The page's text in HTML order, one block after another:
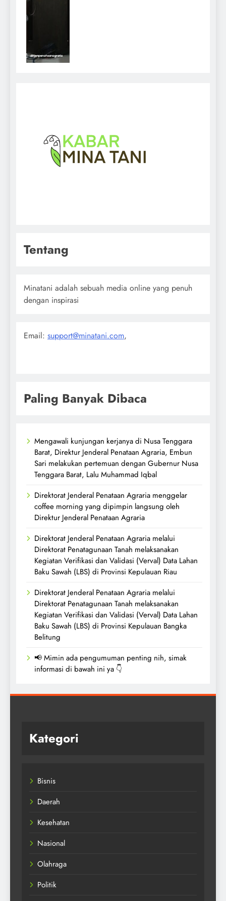
Tentang
Minatani adalah sebuah media online yang penuh
dengan inspirasi
Email: support@minatani.com,
Paling Banyak Dibaca
Mengawali kunjungan kerjanya di Nusa Tenggara
Barat, Direktur Jenderal Penataan Agraria, Embun
Sari melakukan pertemuan dengan Gubernur Nusa
Tenggara Barat, Lalu Muhammad Iqbal
Direktorat Jenderal Penataan Agraria menggelar
coffee morning yang dipimpin langsung oleh
Direktur Jenderal Penataan Agraria
Direktorat Jenderal Penataan Agraria melalui
Direktorat Penatagunaan Tanah melaksanakan
Kegiatan Verifikasi dan Validasi (Verval) Data Lahan
Baku Sawah (LBS) di Provinsi Kepulauan Riau
Direktorat Jenderal Penataan Agraria melalui
Direktorat Penatagunaan Tanah melaksanakan
Kegiatan Verifikasi dan Validasi (Verval) Data Lahan
Baku Sawah (LBS) di Provinsi Kepulauan Bangka
Belitung
📢 Mimin ada pengumuman penting nih, simak
informasi di bawah ini ya 👇
Kategori
Bisnis
Daerah
Kesehatan
Nasional
Olahraga
Politik